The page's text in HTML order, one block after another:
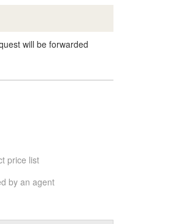
will be forwarded
price list
by an agent